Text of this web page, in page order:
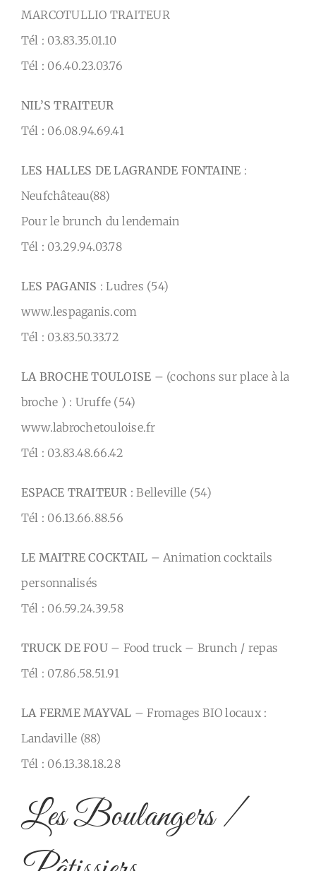
MARCOTULLIO TRAITEUR
Tél : 03.83.35.01.10
Tél : 06.40.23.03.76
NIL’S TRAITEUR
Tél : 06.08.94.69.41
LES HALLES DE LAGRANDE FONTAINE :
Neufchâteau(88)
Pour le brunch du lendemain
Tél : 03.29.94.03.78
LES PAGANIS : Ludres (54)
www.lespaganis.com
Tél : 03.83.50.33.72
LA BROCHE TOULOISE – (cochons sur place à la
broche ) : Uruffe (54)
www.labrochetouloise.fr
Tél : 03.83.48.66.42
ESPACE TRAITEUR : Belleville (54)
Tél : 06.13.66.88.56
LE MAITRE COCKTAIL – Animation cocktails
personnalisés
Tél : 06.59.24.39.58
TRUCK DE FOU – Food truck – Brunch / repas
Tél : 07.86.58.51.91
LA FERME MAYVAL – Fromages BIO locaux :
Landaville (88)
Tél : 06.13.38.18.28
Les Boulangers /